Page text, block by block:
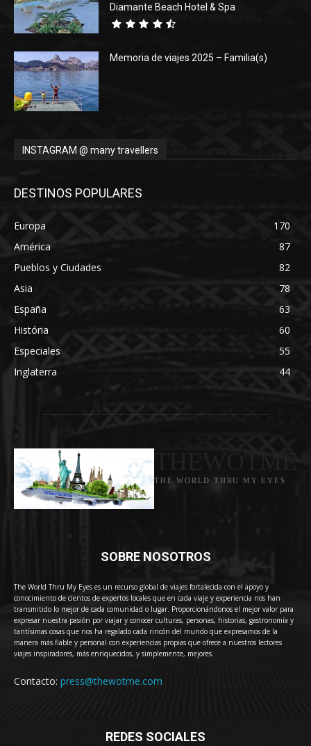
Diamante Beach Hotel & Spa
Memoria de viajes 2025 – Familia(s)
INSTAGRAM @ many travellers
DESTINOS POPULARES
Europa
170
América
87
Pueblos y Ciudades
82
Asia
78
España
63
História
60
Especiales
55
Inglaterra
44
THE WORLD THRU MY EYES
SOBRE NOSOTROS
The World Thru My Eyes es un recurso global de viajes fortalecida con el apoyo y
conocimiento de cientos de expertos locales que en cada viaje y experiencia nos han
transmitido lo mejor de cada comunidad o lugar. Proporcionándonos el mejor valor para
expresar nuestra pasión por viajar y conocer culturas, personas, historias, gastronomía y
tantísimas cosas que nos ha regalado cada rincón del mundo que expresamos de la
manera más fiable y personal con experiencias propias que ofrece a nuestros lectores
viajes inspiradores, más enriquecidos, y simplemente, mejores.
Contacto: press@thewotme.com
REDES SOCIALES